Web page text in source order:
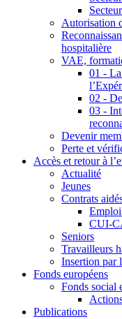
Autorisation
hospitalière
VAE,
01 -
02 -
03 -
Devenir
Perte et
Accès et retour à
Actualité
Jeunes
Contrats
Emploi
CUI-
Seniors
Travailleurs
Insertion par
Fonds européens
Fonds social
Publications